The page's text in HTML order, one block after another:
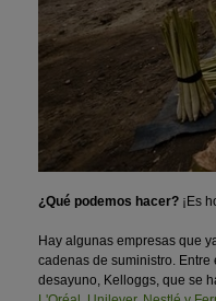
¿Qué podemos hacer? ¡Es
Hay algunas empresas que
cadenas de suministro.
desayuno, Kelloggs, que se